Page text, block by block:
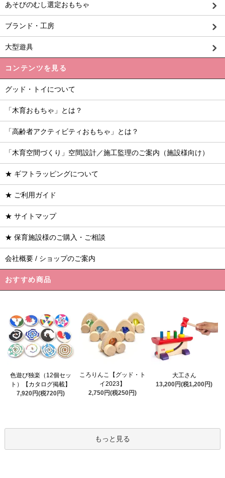
あそびのむし選定おもちゃ
ブランド・工房
大型遊具
コンテンツを見る
グッド・トイについて
「木育おもちゃ」とは？
「高齢者アクティビティおもちゃ」とは？
「木育空間づくり」空間設計／施工監理のご案内（施設様向け）
★ ギフトラッピングについて
★ ご利用ガイド
★ サイトマップ
★ 保育施設様のご購入・ご相談
会社概要 / ショップのご案内
おすすめ商品
色遊び独楽（12個セッ
ト）【カタログ掲載】
7,920円(税720円)
ころりんこ【グッド・ト
イ2023】
2,750円(税250円)
大工さん
13,200円(税1,200円)
もっと見る